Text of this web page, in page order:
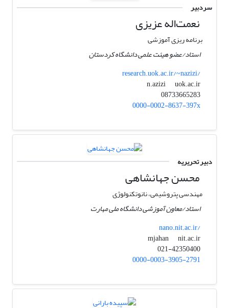
سردبیر
نعمت‌اله عزیزی
برنامه ریزی آموزشی
استاد/عضو هیئت علمی دانشگاه کردستان
research.uok.ac.ir/~nazizi/
n.azizi
uok.ac.ir
08733665283
0000-0002-8637-397x
دبیر تحریریه
محسن جهانشاهی
مهندسی پتروشیمی، نانوتکنولوژی
استاد/معاون آموزشی دانشگاه ملی مهارت
nano.nit.ac.ir/
mjahan
nit.ac.ir
021-42350400
0000-0003-3905-2791